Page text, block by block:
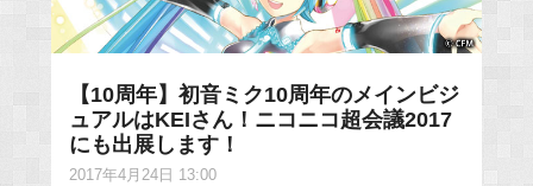
【10周年】初音ミク10周年のメインビジ
ュアルはKEIさん！ニコニコ超会議2017
にも出展します！
2017年4月24日 13:00